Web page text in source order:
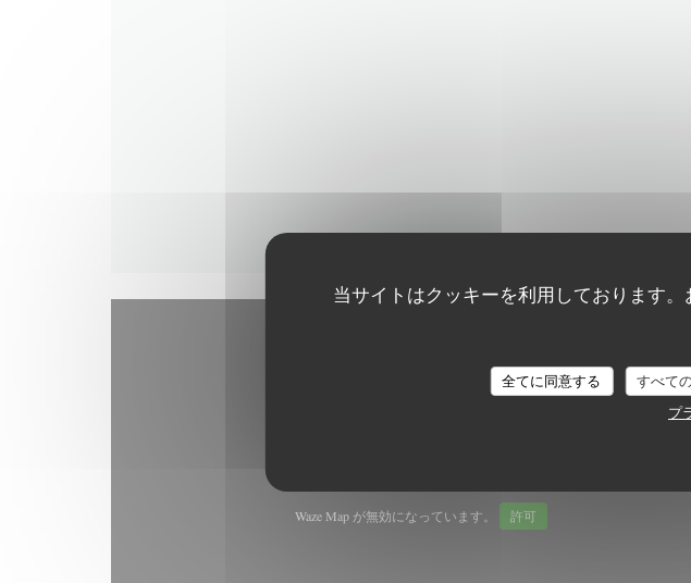
当サイトはクッキーを利用しております
全てに同意する すべて
プ
Waze Map が無効になっています。 許可
BRASSERIE